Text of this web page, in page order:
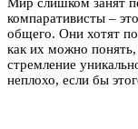
компаративисты –
общего. Они хотят
как их можно понять,
стремление
неплохо, если бы